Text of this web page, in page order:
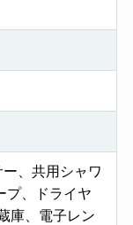
、共用シャワ
プ、ドライヤ
庫、電子レン